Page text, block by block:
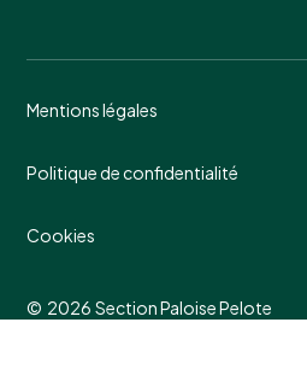
© 2026 Section Paloise Pelote
Mentions légales
Politique de confidentialité
Cookies